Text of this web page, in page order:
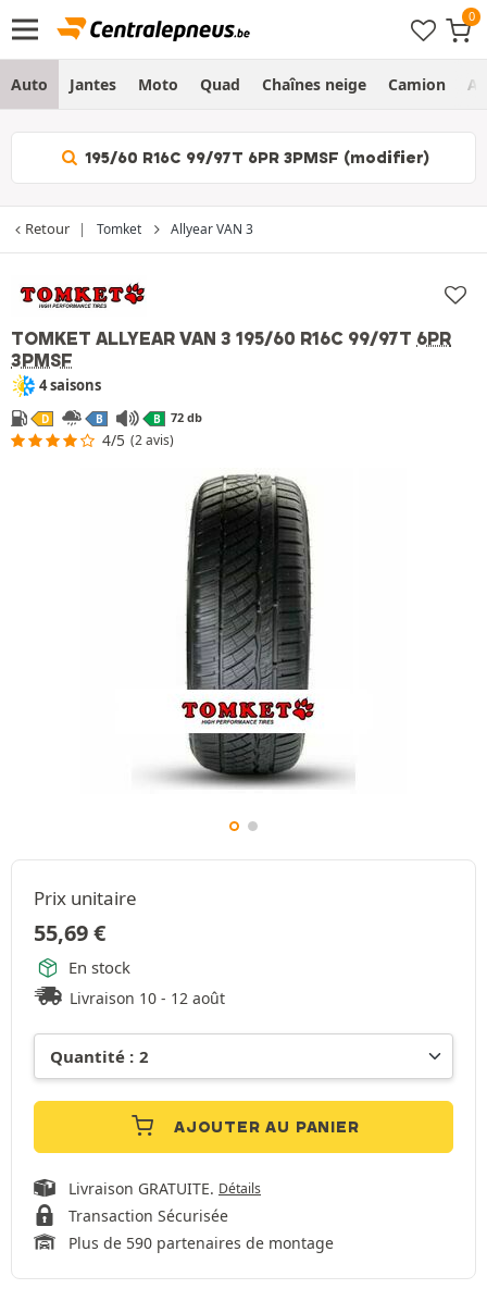
Auto Jantes Moto Quad Chaînes neige Camion
195/60 R16C 99/97T 6PR 3PMSF (modifier)
Retour Tomket Allyear VAN 3
TOMKET ALLYEAR VAN 3 195/60 R16C 99/97T 6PR
3PMSF
4 saisons
D B B 72 db
4/5 (2 avis)
Prix unitaire
55,69€
En stock
Livraison 10 - 12 août
AJOUTER AU PANIER
Livraison GRATUITE. Détails
Transaction Sécurisée
Plus de 590 partenaires de montage